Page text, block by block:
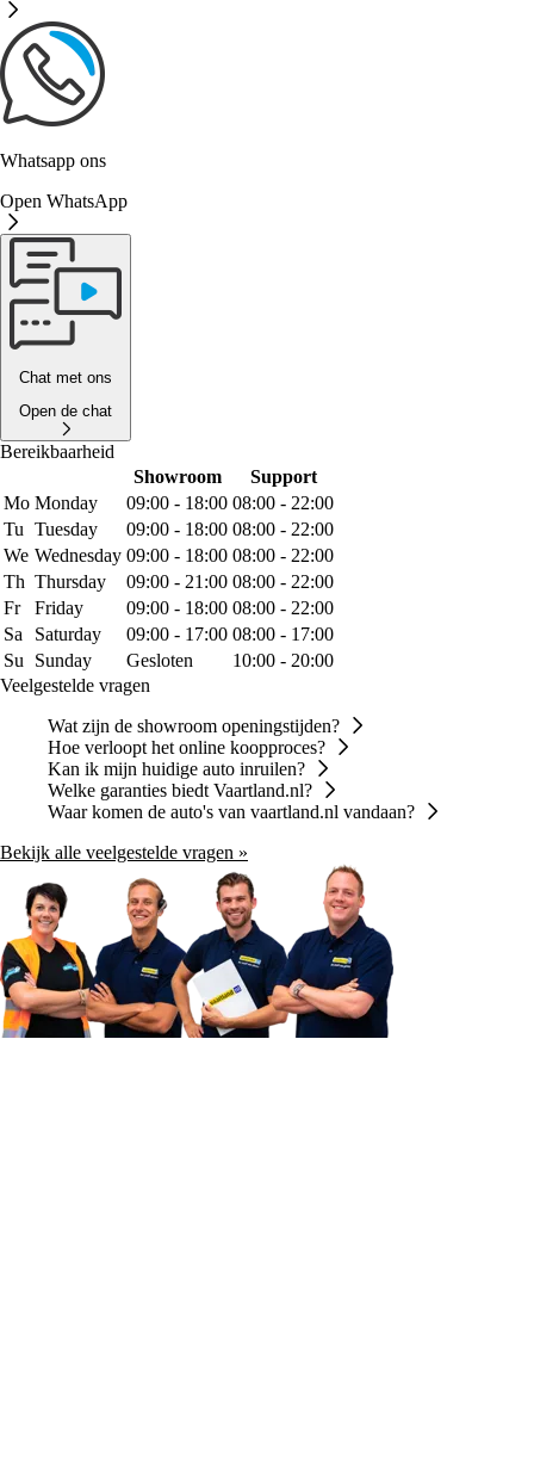
Whatsapp ons
Open WhatsApp
Chat met ons
Open de chat
Bereikbaarheid
Showroom
Support
Mo Monday 09:00 - 18:00 08:00 - 22:00
Tu Tuesday 09:00 - 18:00 08:00 - 22:00
We Wednesday 09:00 - 18:00 08:00 - 22:00
Th Thursday 09:00 - 21:00 08:00 - 22:00
Fr
Friday 09:00 - 18:00 08:00 - 22:00
Sa
Saturday 09:00 - 17:00 08:00 - 17:00
Su
Sunday Gesloten
10:00 - 20:00
Veelgestelde vragen
Wat zijn de showroom openingstijden?
Hoe verloopt het online koopproces?
Kan ik mijn huidige auto inruilen?
Welke garanties biedt Vaartland.nl?
Waar komen de auto's van vaartland.nl vandaan?
Bekijk alle veelgestelde vragen »